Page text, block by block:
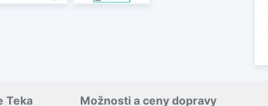
Teka Možnosti a ceny dopravy